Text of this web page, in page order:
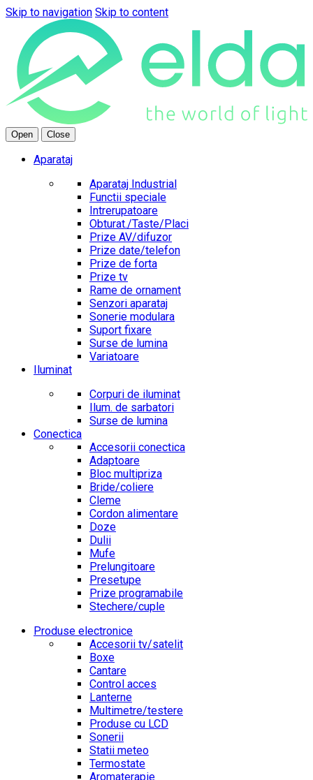
Skip to navigation Skip to content
Open Close
Aparataj
Aparataj Industrial
Functii speciale
Intrerupatoare
Obturat./Taste/Placi
Prize AV/difuzor
Prize date/telefon
Prize de forta
Prize tv
Rame de ornament
Senzori aparataj
Sonerie modulara
Suport fixare
Surse de lumina
Variatoare
Iluminat
Corpuri de iluminat
Ilum. de sarbatori
Surse de lumina
Conectica
Accesorii conectica
Adaptoare
Bloc multipriza
Bride/coliere
Cleme
Cordon alimentare
Doze
Dulii
Mufe
Prelungitoare
Presetupe
Prize programabile
Stechere/cuple
Produse electronice
Accesorii tv/satelit
Boxe
Cantare
Control acces
Lanterne
Multimetre/testere
Produse cu LCD
Sonerii
Statii meteo
Termostate
Aromaterapie